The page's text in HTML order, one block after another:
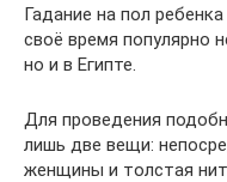
Гадание на пол
своё время популярно
но и в Египте.
Для проведения
лишь две вещи:
женщины и толстая